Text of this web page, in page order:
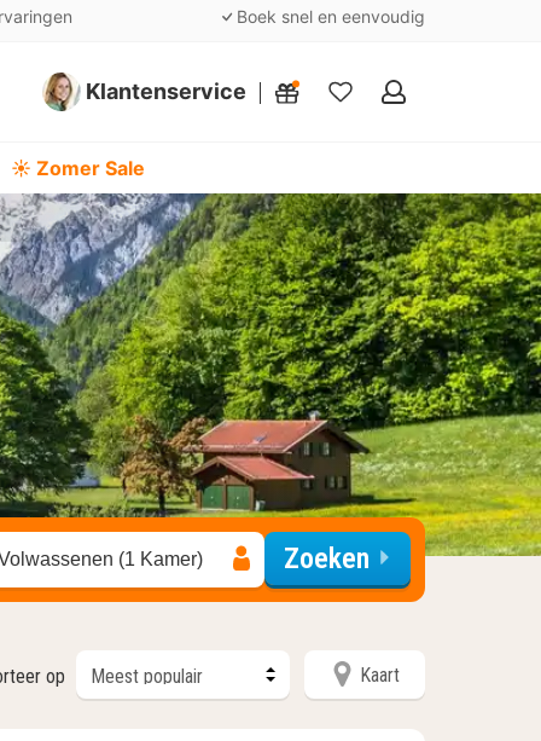
Boek snel en eenvoudig
Klantenservice
Mijn
☀️ Zomer Sale
(1 Kamer) Zoeken
op Kaart